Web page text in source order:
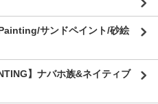
サンドペイント/砂絵
】ナバホ族&ネイティブ